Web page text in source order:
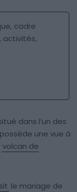
cadre
activités,
dans l’un des
possède une vue à
volcan de
le mariage de